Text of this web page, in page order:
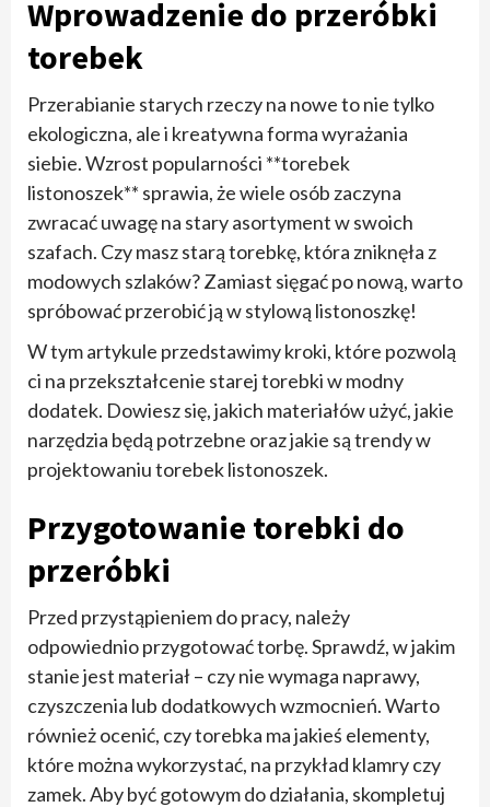
Wprowadzenie do przeróbki
torebek
Przerabianie starych rzeczy na nowe to nie tylko
ekologiczna, ale i kreatywna forma wyrażania
siebie. Wzrost popularności **torebek
listonoszek** sprawia, że wiele osób zaczyna
zwracać uwagę na stary asortyment w swoich
szafach. Czy masz starą torebkę, która zniknęła z
modowych szlaków? Zamiast sięgać po nową, warto
spróbować przerobić ją w stylową listonoszkę!
W tym artykule przedstawimy kroki, które pozwolą
ci na przekształcenie starej torebki w modny
dodatek. Dowiesz się, jakich materiałów użyć, jakie
narzędzia będą potrzebne oraz jakie są trendy w
projektowaniu torebek listonoszek.
Przygotowanie torebki do
przeróbki
Przed przystąpieniem do pracy, należy
odpowiednio przygotować torbę. Sprawdź, w jakim
stanie jest materiał – czy nie wymaga naprawy,
czyszczenia lub dodatkowych wzmocnień. Warto
również ocenić, czy torebka ma jakieś elementy,
które można wykorzystać, na przykład klamry czy
zamek. Aby być gotowym do działania, skompletuj